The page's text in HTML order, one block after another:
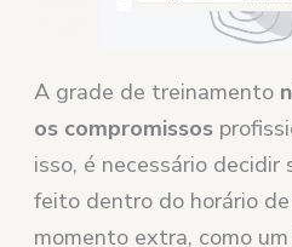
A grade de treinamento
os compromissos
isso, é necessário decidir
feito dentro do horário
momento extra, como